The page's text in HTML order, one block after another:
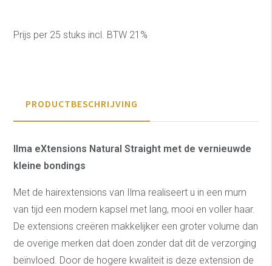
Prijs per 25 stuks incl. BTW 21%
PRODUCTBESCHRIJVING
Ilma eXtensions Natural Straight met de vernieuwde
kleine bondings
Met de hairextensions van Ilma realiseert u in een mum
van tijd een modern kapsel met lang, mooi en voller haar.
De extensions creëren makkelijker een groter volume dan
de overige merken dat doen zonder dat dit de verzorging
beïnvloed. Door de hogere kwaliteit is deze extension de